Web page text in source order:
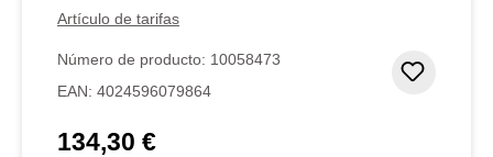
Artículo de tarifas
Número de producto: 10058473
EAN: 4024596079864
Precio normal:
134,30 €